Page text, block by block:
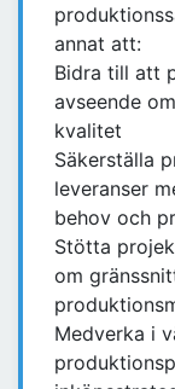
annat att:
Bidra till att
avseende
kvalitet
Säkerställa
leveranser
behov och
Stötta
om
Medverka i